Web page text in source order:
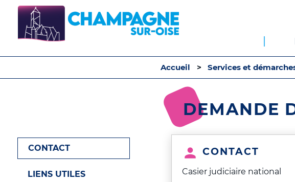
Accueil Services et
DEMANDE
CONTACT
LIENS UTILES
CONTACT
Casier judiciaire national